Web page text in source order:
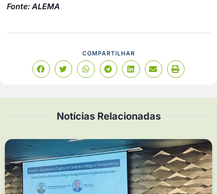
Fonte: ALEMA
COMPARTILHAR
Notícias Relacionadas